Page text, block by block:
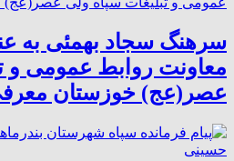
سرهنگ سجاد بهمئی به
معاونت روابط عمومی و
عصر(عج) خوزستان